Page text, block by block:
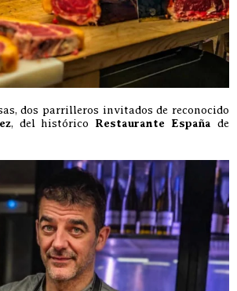
dos parrilleros invitados de reconocido
, del histórico Restaurante España de